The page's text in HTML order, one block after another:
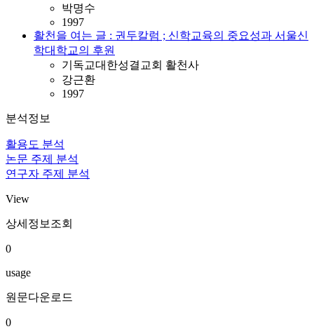
박명수
1997
활천을 여는 글 : 권두칼럼 ; 신학교육의 중요성과 서울신
학대학교의 후원
기독교대한성결교회 활천사
강근환
1997
분석정보
활용도 분석
논문 주제 분석
연구자 주제 분석
View
상세정보조회
0
usage
원문다운로드
0